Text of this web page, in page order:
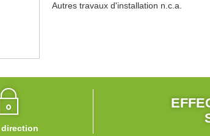
Autres travaux d'installation n.c.a.